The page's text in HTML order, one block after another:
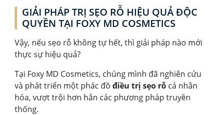
GIẢI PHÁP TRỊ SẸO RỖ HIỆU QUẢ ĐỘC
QUYỀN TẠI FOXY MD COSMETICS
Vậy, nếu sẹo rỗ không tự hết, thì giải pháp nào mới
thực sự hiệu quả?
Tại Foxy MD Cosmetics, chúng mình đã nghiên cứu
và phát triển một phác đồ điều trị sẹo rỗ cá nhân
hóa, vượt trội hơn hẳn các phương pháp truyền
thống.